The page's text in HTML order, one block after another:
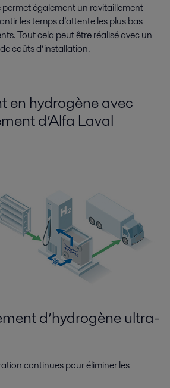
également un ravitaillement
les temps d’attente les plus bas
Tout cela peut être réalisé avec un
coûts d’installation.
en hydrogène avec
d’Alfa Laval
d’hydrogène ultra-
continues pour éliminer les